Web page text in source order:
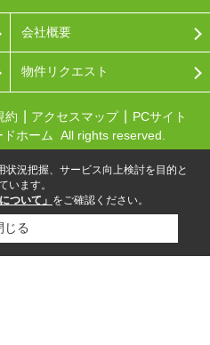
会社概要
物件リクエスト
約 アクセスマップ
PCサイト
ホーム All rights reserved.
況把握、サービス向上検討を目的と
います。
ついて」 をご確認ください。
じる